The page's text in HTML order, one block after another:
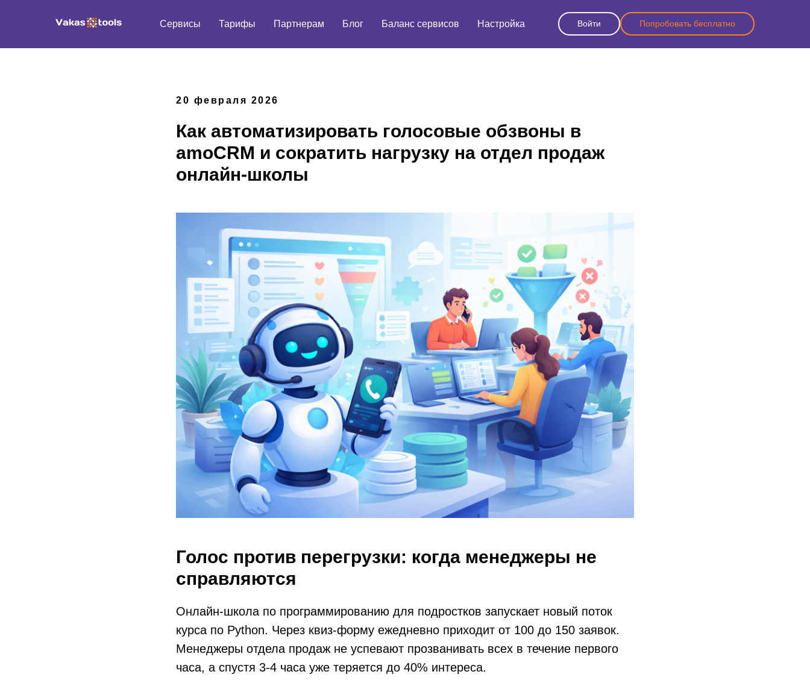
Сервисы Тарифы Партнерам Блог Баланс сервисов Настройка Войти Попробовать бесплатно
20 февраля 2026
Как автоматизировать голосовые обзвоны в
amoCRM и сократить нагрузку на отдел продаж
онлайн-школы
Голос против перегрузки: когда менеджеры не
справляются
Онлайн-школа по программированию для подростков запускает новый поток
курса по Python. Через квиз-форму ежедневно приходит от 100 до 150 заявок.
Менеджеры отдела продаж не успевают прозванивать всех в течение первого
часа, а спустя 3-4 часа уже теряется до 40% интереса.